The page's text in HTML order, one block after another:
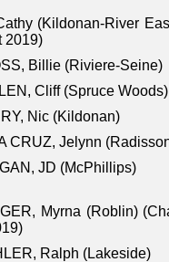
(Kildonan-River
2019)
Billie (Riviere-Seine)
Cliff (Spruce Woods)
Nic (Kildonan)
CRUZ, Jelynn
JD (McPhillips)
Myrna (Roblin)
Ralph (Lakeside)